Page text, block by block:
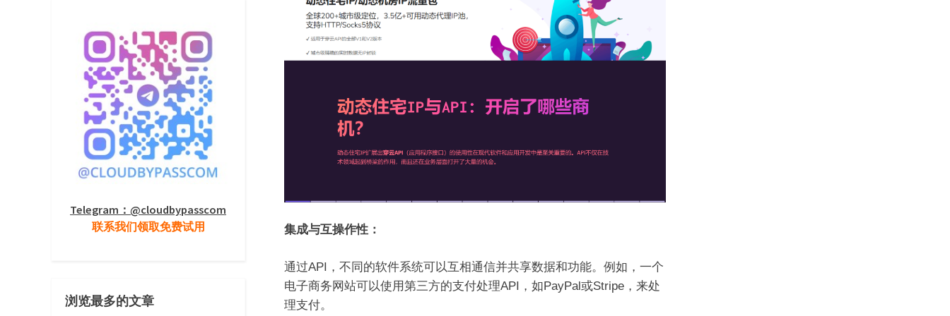
集成与互操作性：
通过API，不同的软件系统可以互相通信并共享数据和功能。例如，一个
电子商务网站可以使用第三方的支付处理API，如PayPal或Stripe，来处
理支付。
Telegram：@cloudbypasscom
联系我们领取免费试用
浏览最多的文章